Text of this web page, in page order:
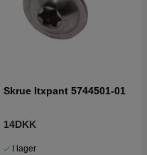
Skrue Itxpant 5744501-01
14DKK
I lager